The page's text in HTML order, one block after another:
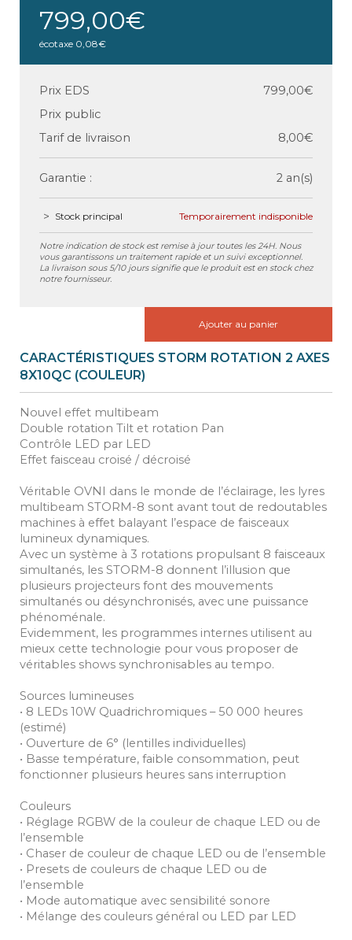
799,00€
écotaxe 0,08€
Prix EDS
799,00€
Prix public
Tarif de livraison
8,00€
Garantie : 2 an(s)
Stock principal Temporairement indisponible
Notre indication de stock est remise à jour toutes les 24H. Nous
vous garantissons un traitement rapide et un suivi exceptionnel.
La livraison sous 5/10 jours signifie que le produit est en stock chez
notre fournisseur.
Ajouter au panier
CARACTÉRISTIQUES STORM ROTATION 2 AXES
8X10QC (COULEUR)
Nouvel effet multibeam
Double rotation Tilt et rotation Pan
Contrôle LED par LED
Effet faisceau croisé / décroisé
Véritable OVNI dans le monde de l’éclairage, les lyres
multibeam STORM-8 sont avant tout de redoutables
machines à effet balayant l’espace de faisceaux
lumineux dynamiques.
Avec un système à 3 rotations propulsant 8 faisceaux
simultanés, les STORM-8 donnent l’illusion que
plusieurs projecteurs font des mouvements
simultanés ou désynchronisés, avec une puissance
phénoménale.
Evidemment, les programmes internes utilisent au
mieux cette technologie pour vous proposer de
véritables shows synchronisables au tempo.
Sources lumineuses
• 8 LEDs 10W Quadrichromiques – 50 000 heures
(estimé)
• Ouverture de 6° (lentilles individuelles)
• Basse température, faible consommation, peut
fonctionner plusieurs heures sans interruption
Couleurs
• Réglage RGBW de la couleur de chaque LED ou de
l’ensemble
• Chaser de couleur de chaque LED ou de l’ensemble
• Presets de couleurs de chaque LED ou de
l’ensemble
• Mode automatique avec sensibilité sonore
• Mélange des couleurs général ou LED par LED